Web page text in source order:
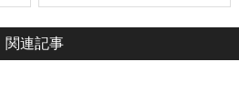
関連記事